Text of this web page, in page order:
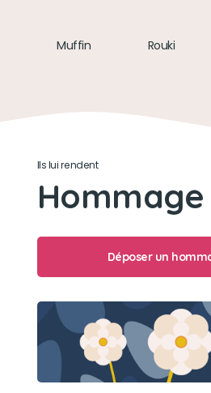
Muffin Rouki
Ils lui rendent
Hommage
Déposer un